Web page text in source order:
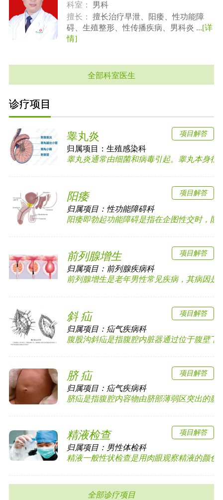
科室：
男科
擅长：
擅长治疗早泄、阳痿、性功能障
碍、生殖整形、性传播疾病、男科炎 ...[详
情]
全部科室医生
诊疗项目
睾丸炎
归属项目：生殖感染科
睾丸炎通常由细菌和病毒引起。睾丸本身很
项目解答
阳痿
归属项目： 性功能障碍科
阳痿即勃起功能障碍是指在企图性交时，阴
项目解答
前列腺增生
归属项目： 前列腺疾病科
前列腺增生是老年男性常见疾病，其病因是
项目解答
斜 疝
归属项目： 疝气疾病科
腹股沟斜疝是指腹腔内脏器通过位于腹壁下
项目解答
脐 疝
归属项目： 疝气疾病科
脐疝是指腹腔内容物由脐部薄弱区突出的腹
项目解答
精液检查
归属项目： 男性体检科
精液一般性状检查是用肉眼观察精液的颜色
项目解答
全部诊疗项目